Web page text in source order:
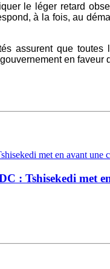
le léger retard
à la fois, au
assurent que
en faveur
: Tshisekedi met